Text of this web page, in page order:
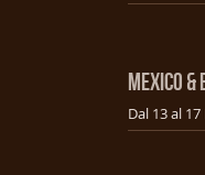
MEXICO &